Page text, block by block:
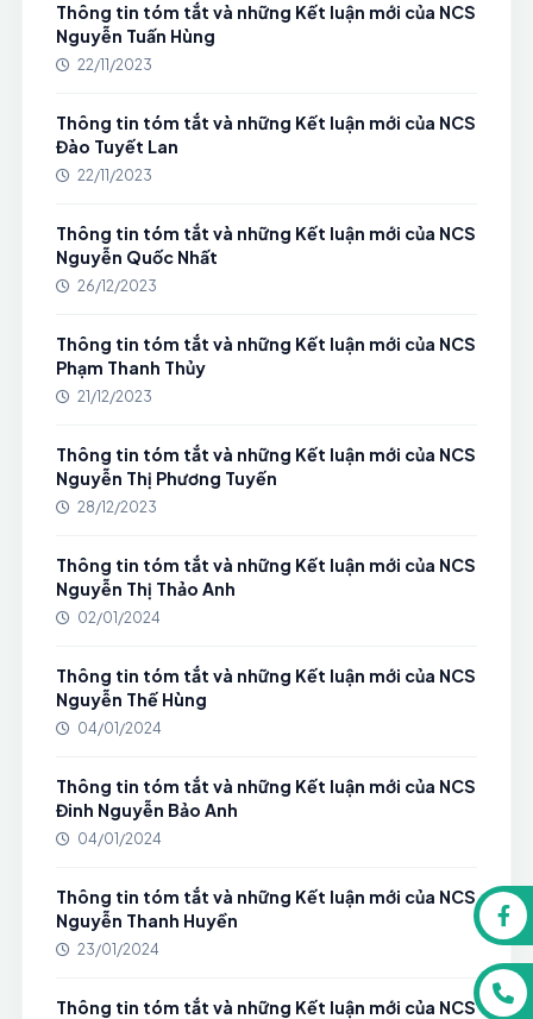
Thông tin tóm tắt và những Kết luận mới của NCS
Nguyễn Tuấn Hùng
22/11/2023
Thông tin tóm tắt và những Kết luận mới của NCS
Đào Tuyết Lan
22/11/2023
Thông tin tóm tắt và những Kết luận mới của NCS
Nguyễn Quốc Nhất
26/12/2023
Thông tin tóm tắt và những Kết luận mới của NCS
Phạm Thanh Thủy
21/12/2023
Thông tin tóm tắt và những Kết luận mới của NCS
Nguyễn Thị Phương Tuyến
28/12/2023
Thông tin tóm tắt và những Kết luận mới của NCS
Nguyễn Thị Thảo Anh
02/01/2024
Thông tin tóm tắt và những Kết luận mới của NCS
Nguyễn Thế Hùng
04/01/2024
Thông tin tóm tắt và những Kết luận mới của NCS
Đinh Nguyễn Bảo Anh
04/01/2024
Thông tin tóm tắt và những Kết luận mới của NCS
Nguyễn Thanh Huyền
23/01/2024
Thông tin tóm tắt và những Kết luận mới của NCS